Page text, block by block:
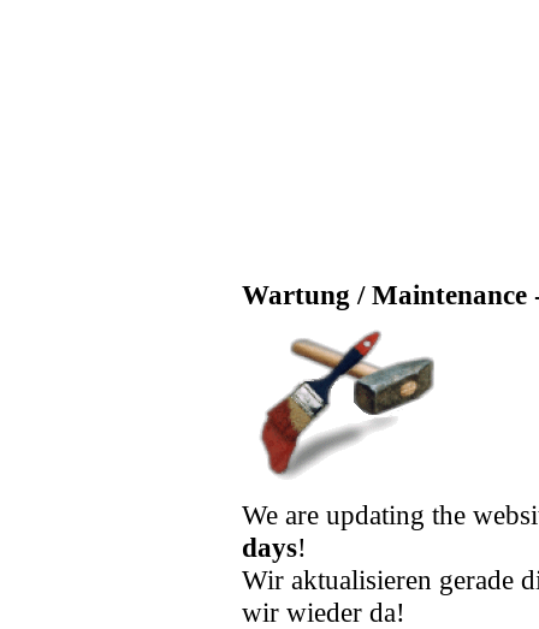
Wartung / Maintenance
We are updating the
days!
Wir aktualisieren gerade
wir wieder da!